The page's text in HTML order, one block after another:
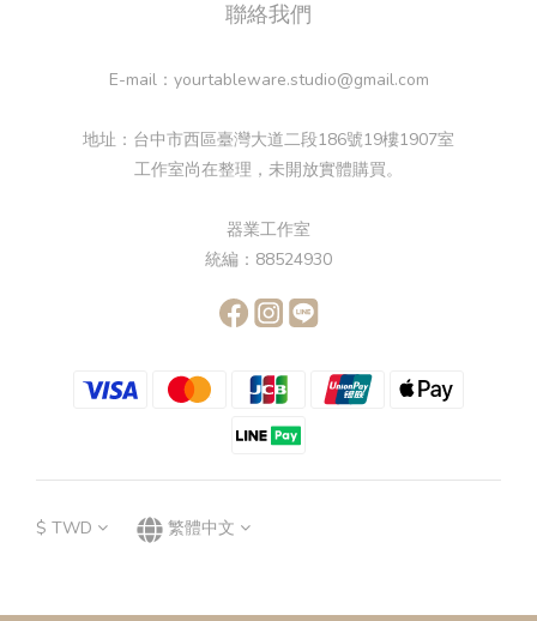
聯絡我們
E-mail：yourtableware.studio@gmail.com
地址：台中市西區臺灣大道二段186號19樓1907室
工作室尚在整理，未開放實體購買。
器業工作室
統編：88524930
$ TWD 繁體中文